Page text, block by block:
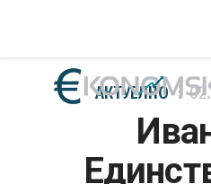
АКТУЕЛНО
ЕКОНОМИЈА
ФИНАНСИИ
АКТУЕЛНО